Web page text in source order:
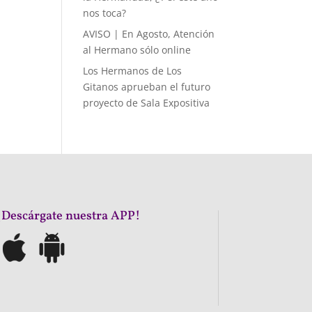
nos toca?
AVISO | En Agosto, Atención
al Hermano sólo online
Los Hermanos de Los
Gitanos aprueban el futuro
proyecto de Sala Expositiva
nuestra APP!